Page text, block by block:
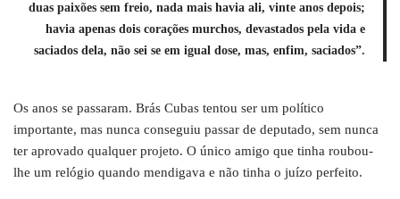
duas paixões sem freio, nada mais havia ali, vinte anos depois;
havia apenas dois corações murchos, devastados pela vida e
saciados dela, não sei se em igual dose, mas, enfim, saciados”.
Os anos se passaram. Brás Cubas tentou ser um político
importante, mas nunca conseguiu passar de deputado, sem nunca
ter aprovado qualquer projeto. O único amigo que tinha roubou-
lhe um relógio quando mendigava e não tinha o juízo perfeito.